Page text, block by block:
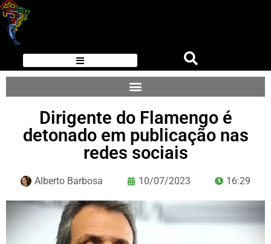
Dirigente do Flamengo é
detonado em publicação nas
redes sociais
Alberto Barbosa 10/07/2023 16:29